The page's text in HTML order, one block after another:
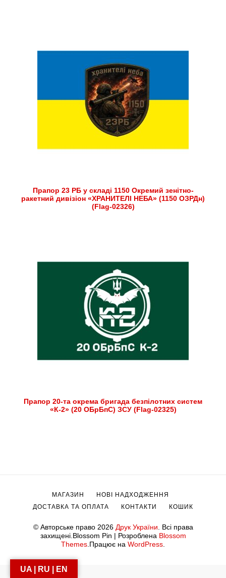
Прапор 23 РБ у складі 1150 Окремий зенітно-
ракетний дивізіон «ХРАНИТЕЛІ НЕБА» (1150 ОЗРДн)
(Flag-02326)
Прапор 20-та окрема бригада безпілотних систем
«К-2» (20 ОБрБпС) ЗСУ (Flag-02325)
© Авторське право 2026 Друк України . Всі права
захищені. Blossom Pin | Розроблена Blossom
Themes .Працює на WordPress
МАГАЗИН
НОВІ НАДХОДЖЕННЯ
ДОСТАВКА ТА ОПЛАТА
КОНТАКТИ КОШИК
UA | RU | EN